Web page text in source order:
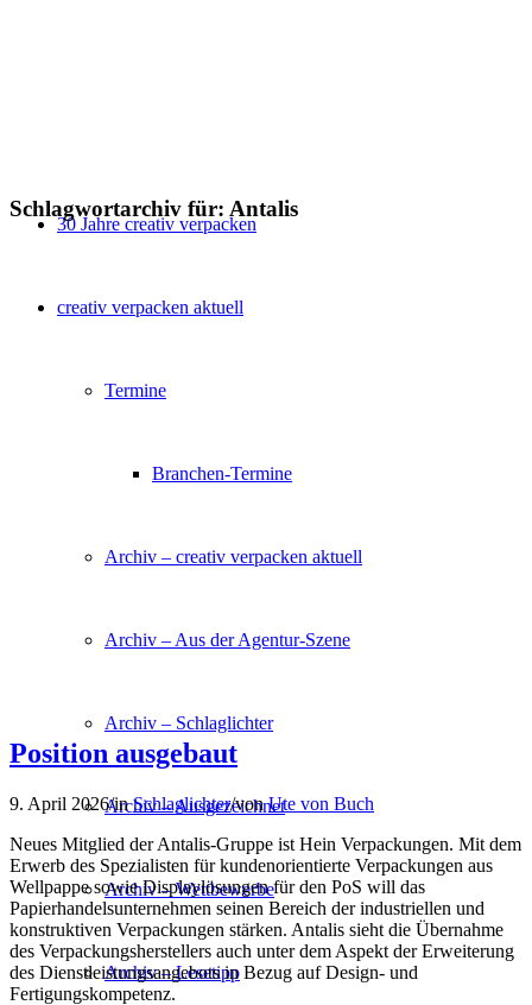
30 Jahre creativ verpacken
creativ verpacken aktuell
Termine
Branchen-Termine
Archiv – creativ verpacken aktuell
Archiv – Aus der Agentur-Szene
Archiv – Schlaglichter
Archiv – Ausgezeichnet
Archiv – Wettbewerbe
Archiv – Lesetipp
Schlagwortarchiv für: Antalis
Position ausgebaut
9. April 2026/inSchlaglichter/vonUte von Buch
Neues Mitglied der Antalis-Gruppe ist Hein Verpackungen. Mit dem
Erwerb des Spezialisten für kundenorientierte Verpackungen aus
Wellpappe sowie Displaylösungen für den PoS will das
Papierhandelsunternehmen seinen Bereich der industriellen und
konstruktiven Verpackungen stärken. Antalis sieht die Übernahme
des Verpackungsherstellers auch unter dem Aspekt der Erweiterung
des Dienstleistungsangebots in Bezug auf Design- und
Fertigungskompetenz.